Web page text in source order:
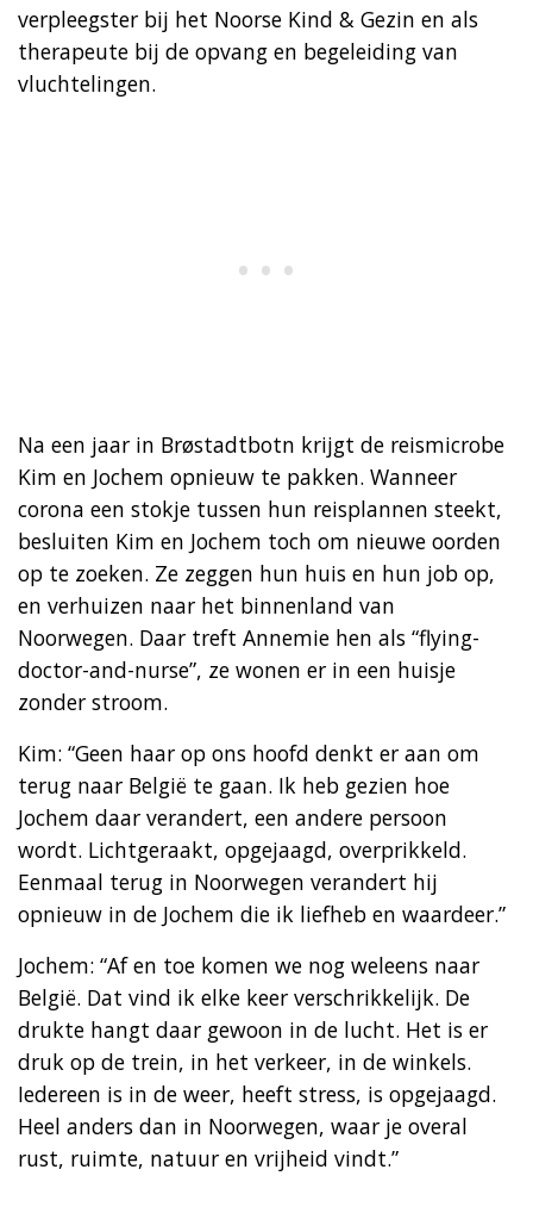
verpleegster bij het Noorse Kind & Gezin en als
therapeute bij de opvang en begeleiding van
vluchtelingen.
Na een jaar in Brøstadtbotn krijgt de reismicrobe
Kim en Jochem opnieuw te pakken. Wanneer
corona een stokje tussen hun reisplannen steekt,
besluiten Kim en Jochem toch om nieuwe oorden
op te zoeken. Ze zeggen hun huis en hun job op,
en verhuizen naar het binnenland van
Noorwegen. Daar treft Annemie hen als “flying-
doctor-and-nurse”, ze wonen er in een huisje
zonder stroom.
Kim: “Geen haar op ons hoofd denkt er aan om
terug naar België te gaan. Ik heb gezien hoe
Jochem daar verandert, een andere persoon
wordt. Lichtgeraakt, opgejaagd, overprikkeld.
Eenmaal terug in Noorwegen verandert hij
opnieuw in de Jochem die ik liefheb en waardeer.”
Jochem: “Af en toe komen we nog weleens naar
België. Dat vind ik elke keer verschrikkelijk. De
drukte hangt daar gewoon in de lucht. Het is er
druk op de trein, in het verkeer, in de winkels.
Iedereen is in de weer, heeft stress, is opgejaagd.
Heel anders dan in Noorwegen, waar je overal
rust, ruimte, natuur en vrijheid vindt.”